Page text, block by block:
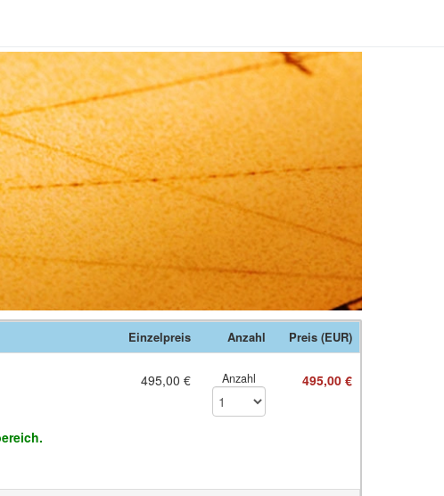
Einzelpreis Anzahl Preis (EUR)
495,00 € Anzahl 495,00 €